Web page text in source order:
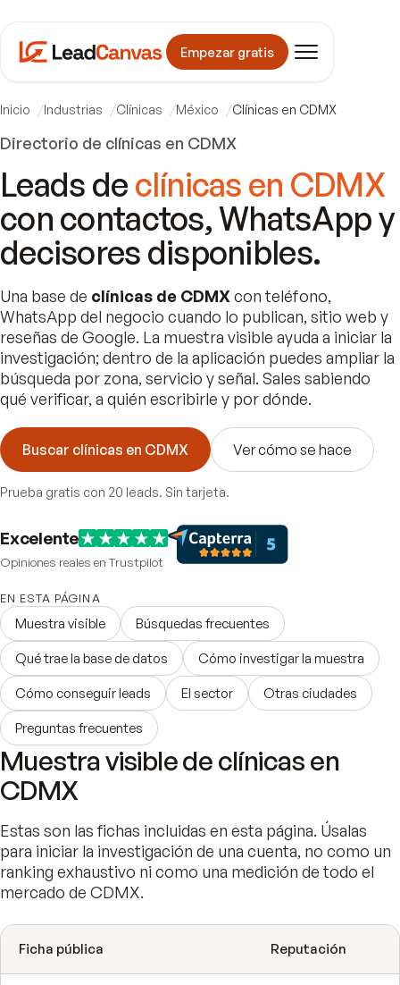
Empezar gratis
Inicio Industrias Clínicas México Clínicas en CDMX
Directorio de clínicas en CDMX
Leads de clínicas en CDMX
con contactos, WhatsApp y
decisores disponibles.
Una base de clínicas de CDMX con teléfono,
WhatsApp del negocio cuando lo publican, sitio web y
reseñas de Google. La muestra visible ayuda a iniciar la
investigación; dentro de la aplicación puedes ampliar la
búsqueda por zona, servicio y señal. Sales sabiendo
qué verificar, a quién escribirle y por dónde.
Buscar clínicas en CDMX Ver cómo se hace
Prueba gratis con 20 leads. Sin tarjeta.
Excelente
Opiniones reales en Trustpilot
EN ESTA PÁGINA
Muestra visible Búsquedas frecuentes
Qué trae la base de datos Cómo investigar la muestra
Cómo conseguir leads El sector Otras ciudades
Preguntas frecuentes
Muestra visible de clínicas en
CDMX
Estas son las fichas incluidas en esta página. Úsalas
para iniciar la investigación de una cuenta, no como un
ranking exhaustivo ni como una medición de todo el
mercado de CDMX.
Ficha pública Reputación